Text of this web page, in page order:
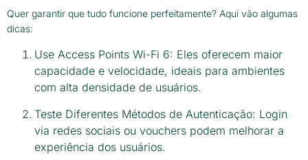
Quer garantir que tudo funcione perfeitamente? Aqui vão algumas
dicas:
Use Access Points Wi-Fi 6: Eles oferecem maior
capacidade e velocidade, ideais para ambientes
com alta densidade de usuários.
Teste Diferentes Métodos de Autenticação: Login
via redes sociais ou vouchers podem melhorar a
experiência dos usuários.